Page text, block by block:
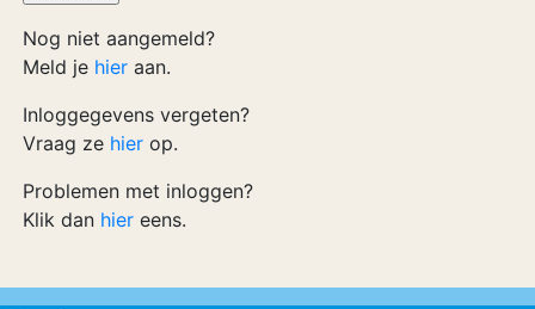
Nog niet aangemeld?
Meld je hier aan.
Inloggegevens vergeten?
Vraag ze hier op.
Problemen met inloggen?
Klik dan hier eens.